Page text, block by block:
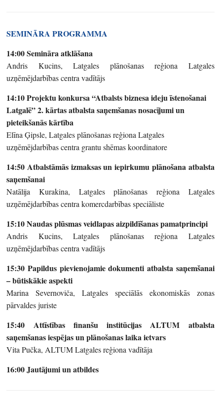
SEMINĀRA PROGRAMMA
14:00 Semināra atklāšana
Andris Kucins, Latgales plānošanas reģiona Latgales
uzņēmējdarbības centra vadītājs
14:10 Projektu konkursa “Atbalsts biznesa ideju īstenošanai
Latgalē” 2. kārtas atbalsta saņemšanas nosacījumi un
pieteikšanās kārtība
Elīna Ģipsle, Latgales plānošanas reģiona Latgales
uzņēmējdarbības centra grantu shēmas koordinatore
14:50 Atbalstāmās izmaksas un iepirkumu plānošana atbalsta
saņemšanai
Natālija Kurakina, Latgales plānošanas reģiona Latgales
uzņēmējdarbības centra komercdarbības speciāliste
15:10 Naudas plūsmas veidlapas aizpildīšanas pamatprincipi
Andris Kucins, Latgales plānošanas reģiona Latgales
uzņēmējdarbības centra vadītājs
15:30 Papildus pievienojamie dokumenti atbalsta saņemšanai
– būtiskākie aspekti
Marina Severnoviča, Latgales speciālās ekonomiskās zonas
pārvaldes juriste
15:40 Attīstības finanšu institūcijas ALTUM atbalsta
saņemšanas iespējas un plānošanas laika ietvars
Vita Pučka, ALTUM Latgales reģiona vadītāja
16:00 Jautājumi un atbildes